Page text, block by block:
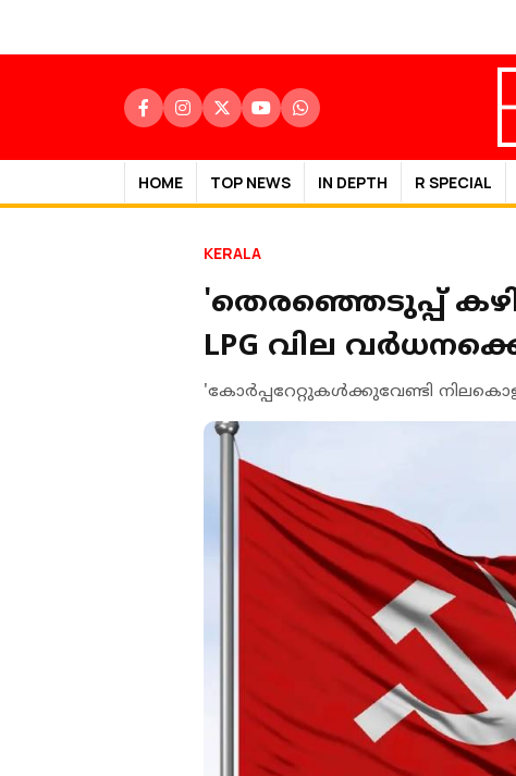
HOME TOP NEWS IN DEPTH R SPECIAL
KERALA
'തെരഞ്ഞെടുപ്പ്
LPG വില
'കോര്‍പ്പറേറ്റുകള്‍ക്കുവേണ്ടി